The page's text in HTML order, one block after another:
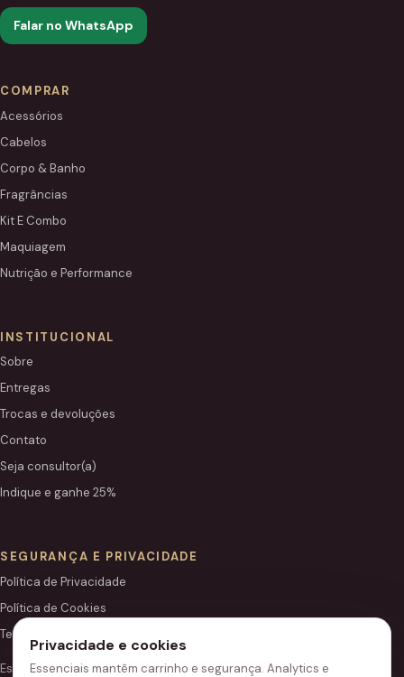
Falar no WhatsApp
COMPRAR
Acessórios
Cabelos
Corpo & Banho
Fragrâncias
Kit E Combo
Maquiagem
Nutrição e Performance
INSTITUCIONAL
Sobre
Entregas
Trocas e devoluções
Contato
Seja consultor(a)
Indique e ganhe 25%
SEGURANÇA E PRIVACIDADE
Política de Privacidade
Política de Cookies
Termos de Uso
Este site é independente e não é o portal institucional oficial
Privacidade e cookies
Essenciais mantêm carrinho e segurança. Analytics e